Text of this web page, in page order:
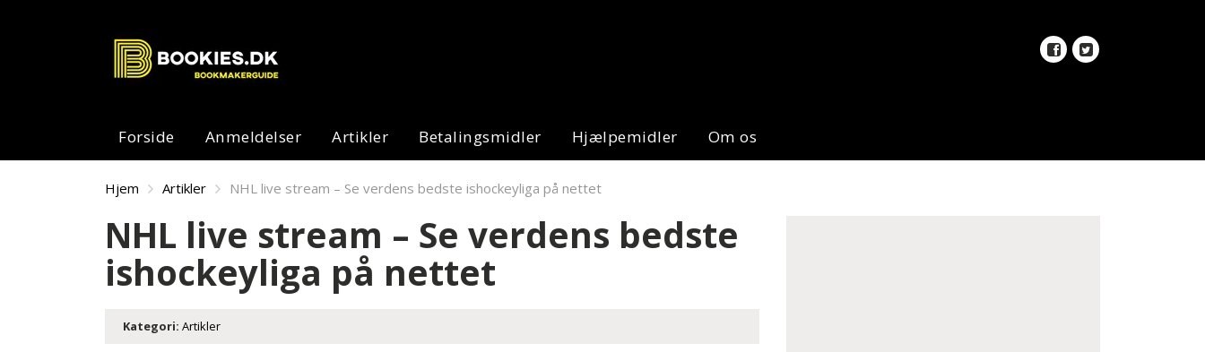
Forside Anmeldelser Artikler Betalingsmidler Hjælpemidler Om os
Hjem Artikler NHL live stream – Se verdens bedste ishockeyliga på nettet
NHL live stream – Se verdens bedste
ishockeyliga på nettet
Kategori: Artikler